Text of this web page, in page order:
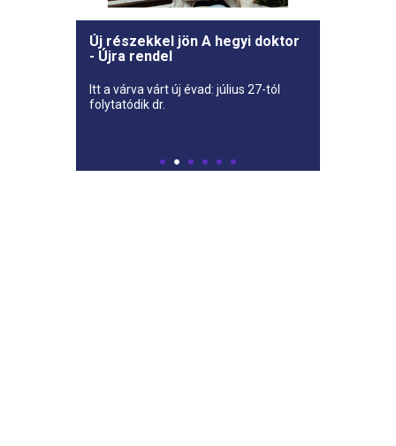
Új részekkel jön A hegyi doktor
- Újra rendel
Itt a várva várt új évad: július 27-tól
folytatódik dr.